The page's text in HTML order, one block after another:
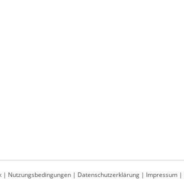
| Nutzungsbedingungen| Datenschutzerklärung| Impressum|